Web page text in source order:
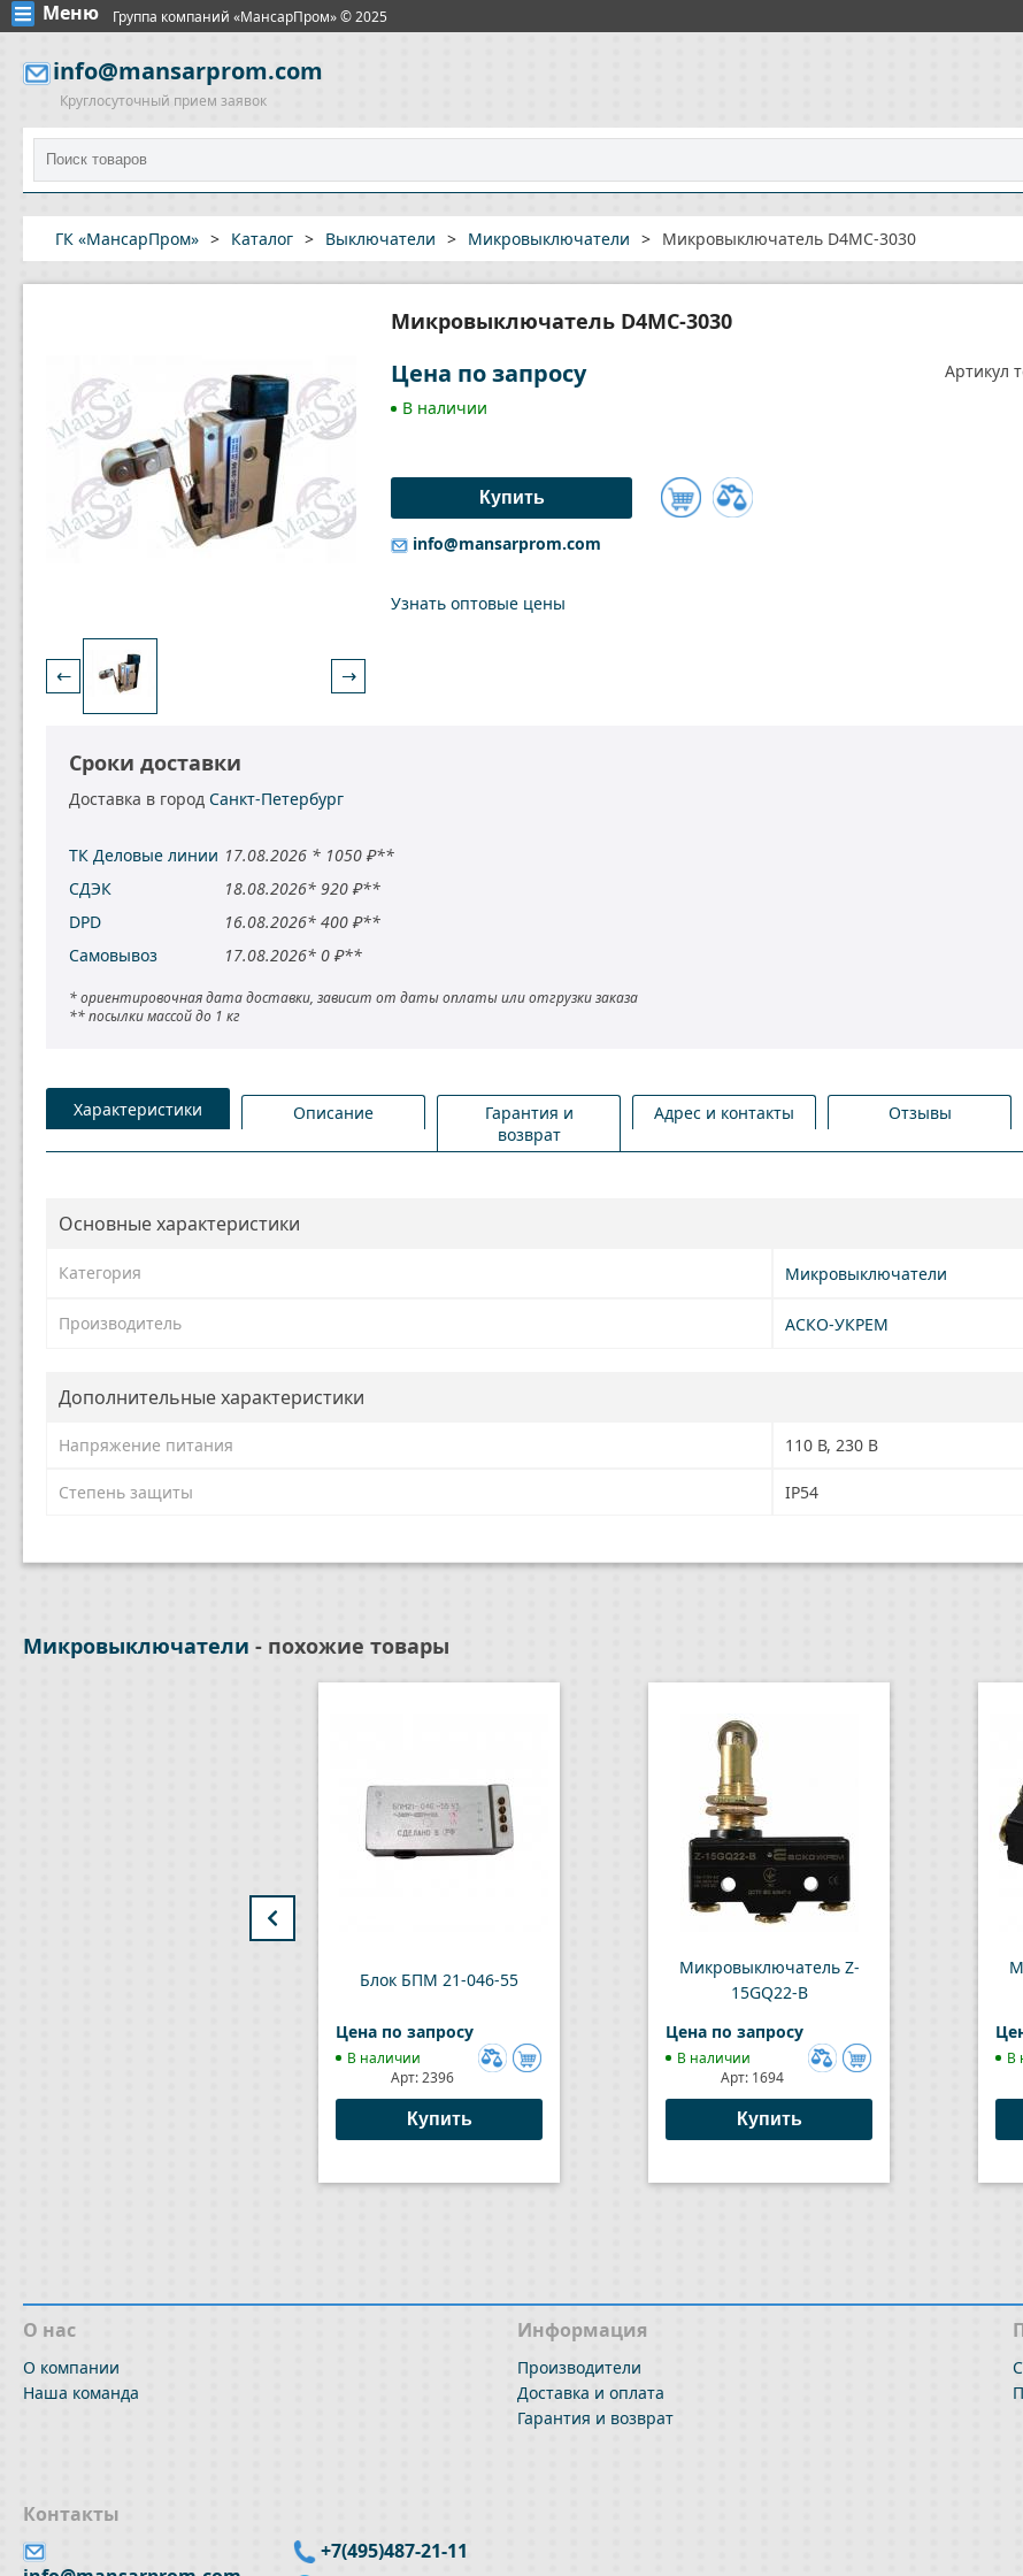
Меню Группа компаний «МансарПром» © 2025
info@mansarprom.com
Круглосуточный прием заявок
ГК «МансарПром» > Каталог > Выключатели > Микровыключатели > Микровыключатель D4MC-3030
Микровыключатель D4MC-3030
← →
Цена по запросу
В наличии
Артикул
Купить
info@mansarprom.com
Узнать оптовые цены
Сроки доставки
Доставка в город Санкт-Петербург
ТК Деловые линии 17.08.2026 * 1050 ₽**
СДЭК
18.08.2026* 920 ₽**
DPD
16.08.2026* 400 ₽**
Самовывоз
17.08.2026* 0 ₽**
* ориентировочная дата доставки, зависит от даты оплаты или отгрузки заказа
** посылки массой до 1 кг
Характеристики Описание
Гарантия и
возврат
Адрес и контакты Отзывы
Основные характеристики
Категория Микровыключатели
Производитель АСКО-УКРЕМ
Дополнительные характеристики
Напряжение питания 110 В, 230 В
Степень защиты IP54
Микровыключатели - похожие товары
Блок БПМ 21-046-55
Цена по запросу
сравнению
В наличии
Арт:2396
Купить
Микровыключатель Z-
15GQ22-B
Цена по запросу
сравнению
В наличии
Арт: 1694
Купить
В
О нас
О компании
Наша команда
Информация
Производители
Доставка и оплата
Гарантия и возврат
Контакты
+7(495)487-21-11